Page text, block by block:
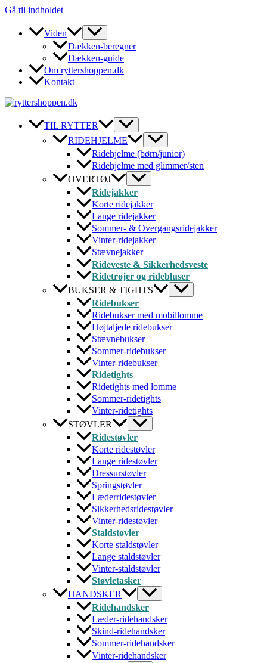
Gå til indholdet
Viden
Dækken-beregner
Dækken-guide
Om ryttershoppen.dk
Kontakt
TIL RYTTER
RIDEHJELME
Ridehjelme (børn/junior)
Ridehjelme med glimmer/sten
OVERTØJ
Ridejakker
Korte ridejakker
Lange ridejakker
Sommer- & Overgangsridejakker
Vinter-ridejakker
Stævnejakker
Rideveste & Sikkerhedsveste
Ridetrøjer og ridebluser
BUKSER & TIGHTS
Ridebukser
Ridebukser med mobillomme
Højtaljede ridebukser
Stævnebukser
Sommer-ridebukser
Vinter-ridebukser
Ridetights
Ridetights med lomme
Sommer-ridetights
Vinter-ridetights
STØVLER
Ridestøvler
Korte ridestøvler
Lange ridestøvler
Dressurstøvler
Springstøvler
Læderridestøvler
Sikkerhedsridestøvler
Vinter-ridestøvler
Staldstøvler
Korte staldstøvler
Lange staldstøvler
Vinter-staldstøvler
Støvletasker
HANDSKER
Ridehandsker
Læder-ridehandsker
Skind-ridehandsker
Sommer-ridehandsker
Vinter-ridehandsker